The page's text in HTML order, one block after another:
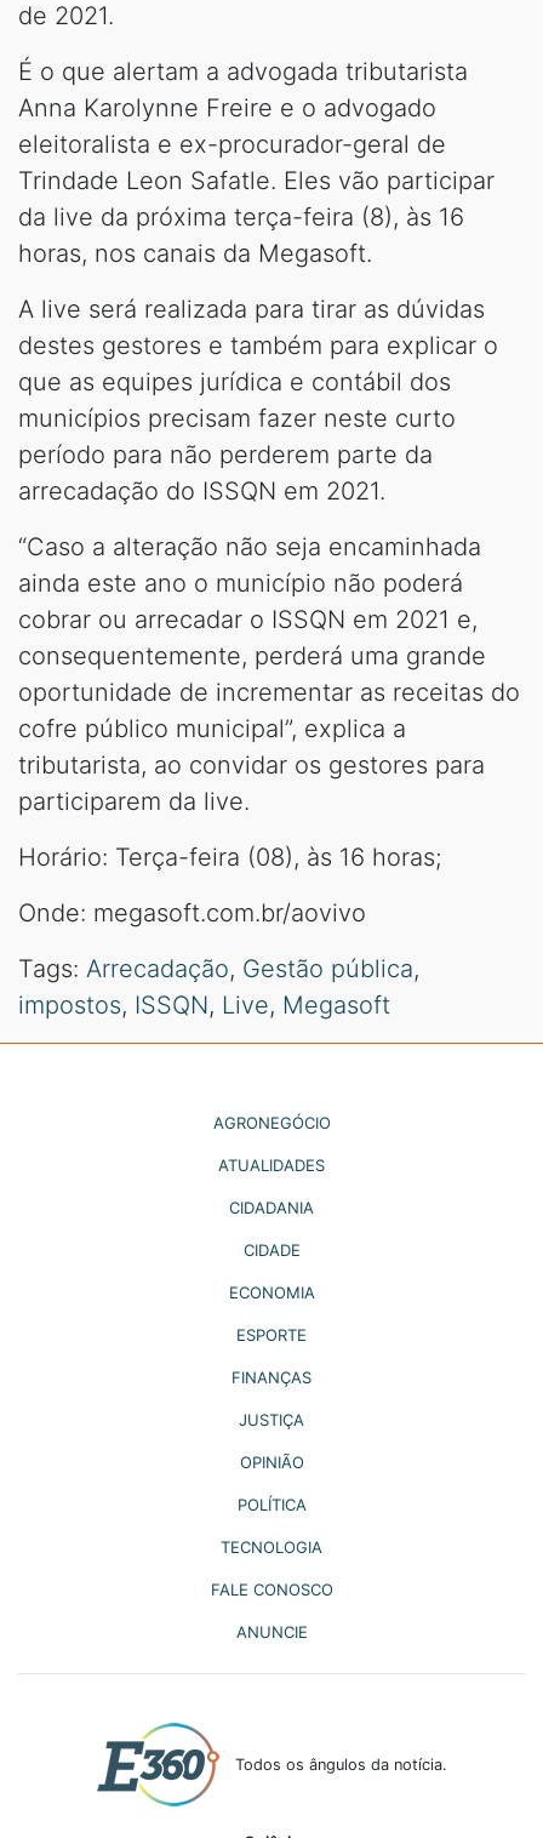
de 2021.
É o que alertam a advogada tributarista
Anna Karolynne Freire e o advogado
eleitoralista e ex-procurador-geral de
Trindade Leon Safatle. Eles vão participar
da live da próxima terça-feira (8), às 16
horas, nos canais da Megasoft.
A live será realizada para tirar as dúvidas
destes gestores e também para explicar o
que as equipes jurídica e contábil dos
municípios precisam fazer neste curto
período para não perderem parte da
arrecadação do ISSQN em 2021.
“Caso a alteração não seja encaminhada
ainda este ano o município não poderá
cobrar ou arrecadar o ISSQN em 2021 e,
consequentemente, perderá uma grande
oportunidade de incrementar as receitas do
cofre público municipal”, explica a
tributarista, ao convidar os gestores para
participarem da live.
Horário: Terça-feira (08), às 16 horas;
Onde: megasoft.com.br/aovivo
Tags: Arrecadação, Gestão pública,
impostos, ISSQN, Live, Megasoft
AGRONEGÓCIO
ATUALIDADES
CIDADANIA
CIDADE
ECONOMIA
ESPORTE
FINANÇAS
JUSTIÇA
OPINIÃO
POLÍTICA
TECNOLOGIA
FALE CONOSCO
ANUNCIE
Todos os ângulos da notícia.